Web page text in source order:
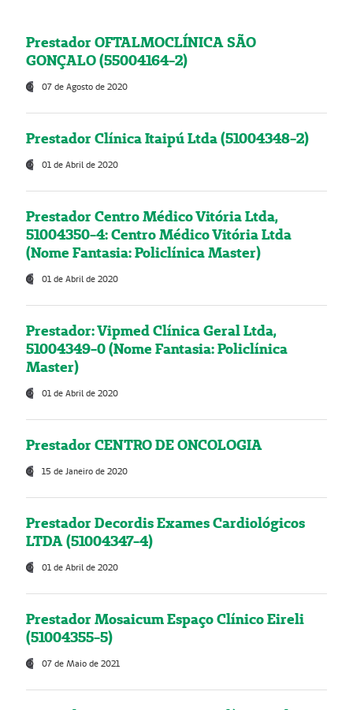
Prestador OFTALMOCLÍNICA SÃO
GONÇALO (55004164-2)
07 de Agosto de 2020
Prestador Clínica Itaipú Ltda (51004348-2)
01 de Abril de 2020
Prestador Centro Médico Vitória Ltda,
51004350-4: Centro Médico Vitória Ltda
(Nome Fantasia: Policlínica Master)
01 de Abril de 2020
Prestador: Vipmed Clínica Geral Ltda,
51004349-0 (Nome Fantasia: Policlínica
Master)
01 de Abril de 2020
Prestador CENTRO DE ONCOLOGIA
15 de Janeiro de 2020
Prestador Decordis Exames Cardiológicos
LTDA (51004347-4)
01 de Abril de 2020
Prestador Mosaicum Espaço Clínico Eireli
(51004355-5)
07 de Maio de 2021